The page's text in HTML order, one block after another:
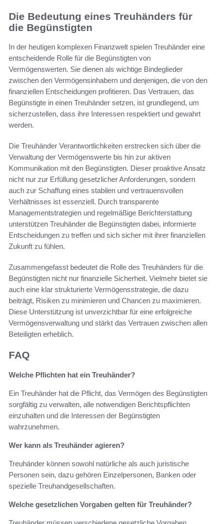
Die Bedeutung eines Treuhänders für
die Begünstigten
In der heutigen komplexen Finanzwelt spielen Treuhänder eine
entscheidende Rolle für die Begünstigten von
Vermögenswerten. Sie dienen als wichtige Bindeglieder
zwischen den Vermögensinhabern und denjenigen, die von den
finanziellen Entscheidungen profitieren. Das Vertrauen, das
Begünstigte in einen Treuhänder setzen, ist grundlegend, um
sicherzustellen, dass ihre Interessen respektiert und gewahrt
werden.
Die Treuhänder Verantwortlichkeiten erstrecken sich über die
Verwaltung der Vermögenswerte bis hin zur aktiven
Kommunikation mit den Begünstigten. Dieser proaktive Ansatz
nicht nur zur Erfüllung gesetzlicher Anforderungen, sondern
auch zur Schaffung eines stabilen und vertrauensvollen
Verhältnisses ist essenziell. Durch transparente
Managementstrategien und regelmäßige Berichterstattung
unterstützen Treuhänder die Begünstigten dabei, informierte
Entscheidungen zu treffen und sich sicher mit ihrer finanziellen
Zukunft zu fühlen.
Zusammengefasst bedeutet die Rolle des Treuhänders für die
Begünstigten nicht nur finanzielle Sicherheit. Vielmehr bietet sie
auch eine klar strukturierte Vermögensstrategie, die dazu
beiträgt, Risiken zu minimieren und Chancen zu maximieren.
Diese Unterstützung ist unverzichtbar für eine erfolgreiche
Vermögensverwaltung und stärkt das Vertrauen zwischen allen
Beteiligten erheblich.
FAQ
Welche Pflichten hat ein Treuhänder?
Ein Treuhänder hat die Pflicht, das Vermögen des Begünstigten
sorgfältig zu verwalten, alle notwendigen Berichtspflichten
einzuhalten und die Interessen der Begünstigten
wahrzunehmen.
Wer kann als Treuhänder agieren?
Treuhänder können sowohl natürliche als auch juristische
Personen sein, dazu gehören Einzelpersonen, Banken oder
spezielle Treuhandgesellschaften.
Welche gesetzlichen Vorgaben gelten für Treuhänder?